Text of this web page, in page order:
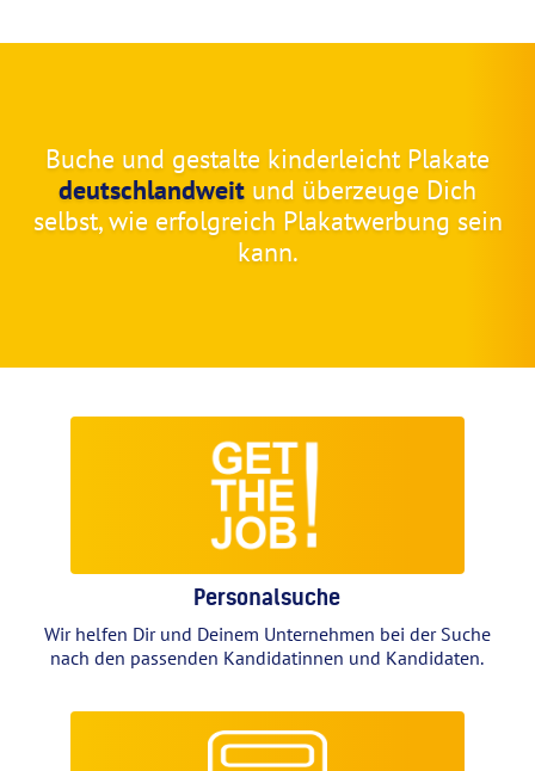
Buche und gestalte kinderleicht Plakate
deutschlandweit und überzeuge Dich
selbst, wie erfolgreich Plakatwerbung sein
kann.
Personalsuche
Wir helfen Dir und Deinem Unternehmen bei der Suche
nach den passenden Kandidatinnen und Kandidaten.